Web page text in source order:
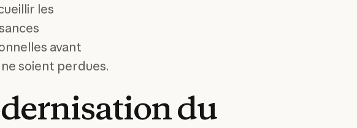
les
avant
soient perdues.
du